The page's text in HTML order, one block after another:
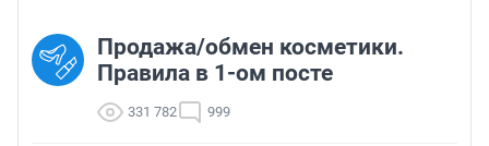
Продажа/обмен косметики.
Правила в 1-ом посте
331 782 999